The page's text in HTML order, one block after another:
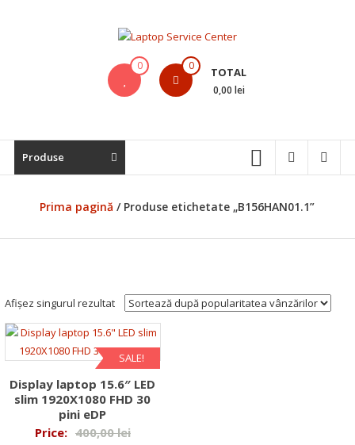
Bistrita,
Service
Laptop,
Reparatii
Notebook-
Macbook-
uri
0 0 TOTAL
0,00 lei
Produse
Prima pagină / Produse etichetate „B156HAN01.1”
Afișez singurul rezultat
SALE!
Display laptop 15.6″ LED
slim 1920X1080 FHD 30
pini eDP
Price: 400,00leiPrețul